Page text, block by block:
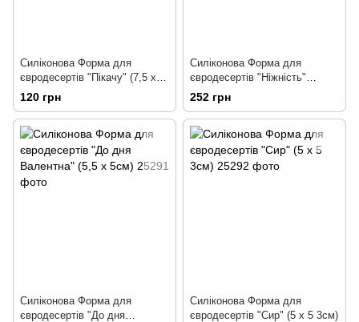
Силіконова Форма для
євродесертів "Пікачу" (7,5 х
8см)
120 грн
Силіконова Форма для
євродесертів "Ніжність"
(16см)
252 грн
Силіконова Форма для
євродесертів "До дня
Силіконова Форма для
євродесертів "Сир" (5 х 5 3см)